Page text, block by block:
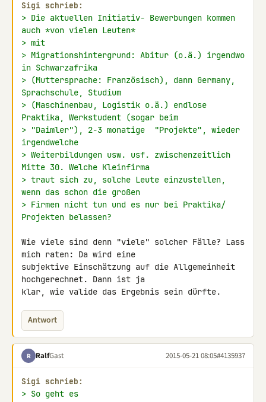
Sigi schrieb:
> Die aktuellen Initiativ- Bewerbungen kommen
auch *von vielen Leuten*
> mit
> Migrationshintergrund: Abitur (o.ä.) irgendwo
in Schwarzafrika
> (Muttersprache: Französisch), dann Germany,
Sprachschule, Studium
> (Maschinenbau, Logistik o.ä.) endlose
Praktika, Werkstudent (sogar beim
> "Daimler"), 2-3 monatige  "Projekte", wieder
irgendwelche
> Weiterbildungen usw. usf. zwischenzeitlich
Mitte 30. Welche Kleinfirma
> traut sich zu, solche Leute einzustellen,
wenn das schon die großen
> Firmen nicht tun und es nur bei Praktika/
Projekten belassen?
Wie viele sind denn "viele" solcher Fälle? Lass
mich raten: Da wird eine
subjektive Einschätzung auf die Allgemeinheit
hochgerechnet. Dann ist ja
klar, wie valide das Ergebnis sein dürfte.
Antwort
R RalfGast 2015-05-21 08:05#4135937
Sigi schrieb:
> So geht es